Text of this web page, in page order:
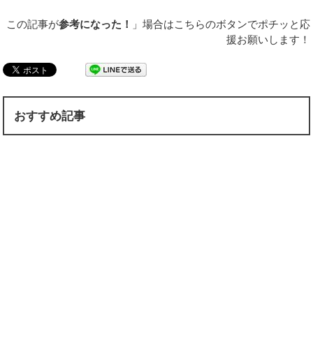
この記事が参考になった！
」場合はこちらのボタンでポチッと応
援お願いします！
おすすめ記事